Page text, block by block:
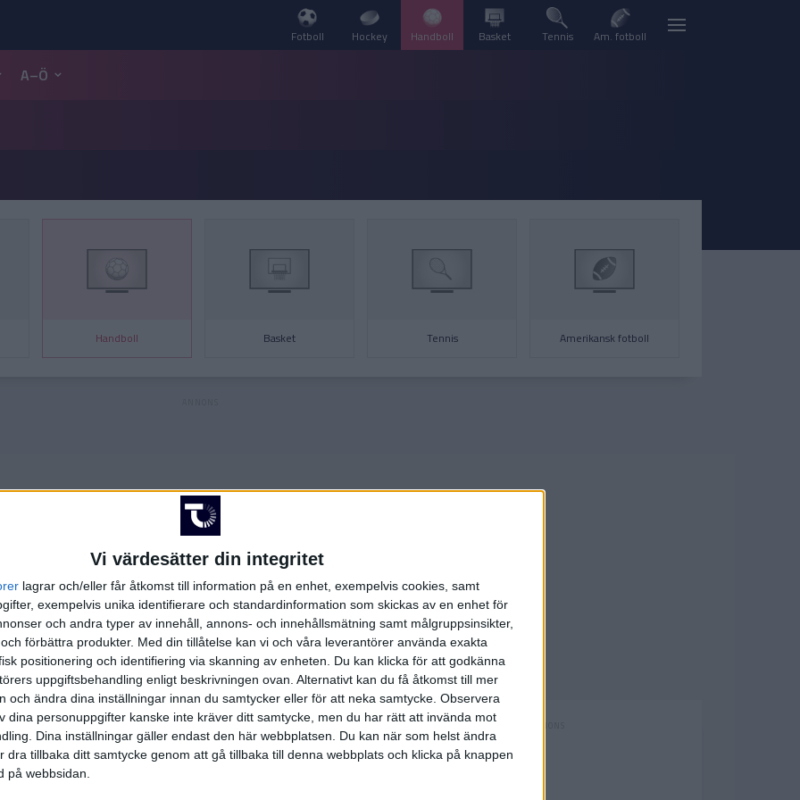
Vi värdesätter din integritet
lagrar och/eller får åtkomst till information på en enhet, exempelvis cookies, samt
exempelvis unika identifierare och standardinformation som skickas av en enhet för
och andra typer av innehåll, annons- och innehållsmätning samt målgruppsinsikter,
förbättra produkter. Med din tillåtelse kan vi och våra leverantörer använda exakta
positionering och identifiering via skanning av enheten. Du kan klicka för att godkänna
uppgiftsbehandling enligt beskrivningen ovan. Alternativt kan du få åtkomst till mer
och ändra dina inställningar innan du samtycker eller för att neka samtycke. Observera
dina personuppgifter kanske inte kräver ditt samtycke, men du har rätt att invända mot
Dina inställningar gäller endast den här webbplatsen. Du kan när som helst ändra
dra tillbaka ditt samtycke genom att gå tillbaka till denna webbplats och klicka på knappen
på webbsidan.
Fotboll Hockey Handboll Basket Tennis Am. fotboll
A–Ö
Handboll Basket Tennis Amerikansk fotboll
TV-MATCHER